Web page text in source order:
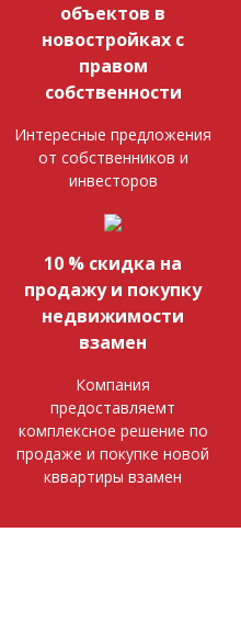
объектов в
новостройках с
правом
собственности
Интересные предложения
от собственников и
инвесторов
10 % скидка на
продажу и покупку
недвижимости
взамен
Компания
предоставляемт
комплексное решение по
продаже и покупке новой
кввартиры взамен